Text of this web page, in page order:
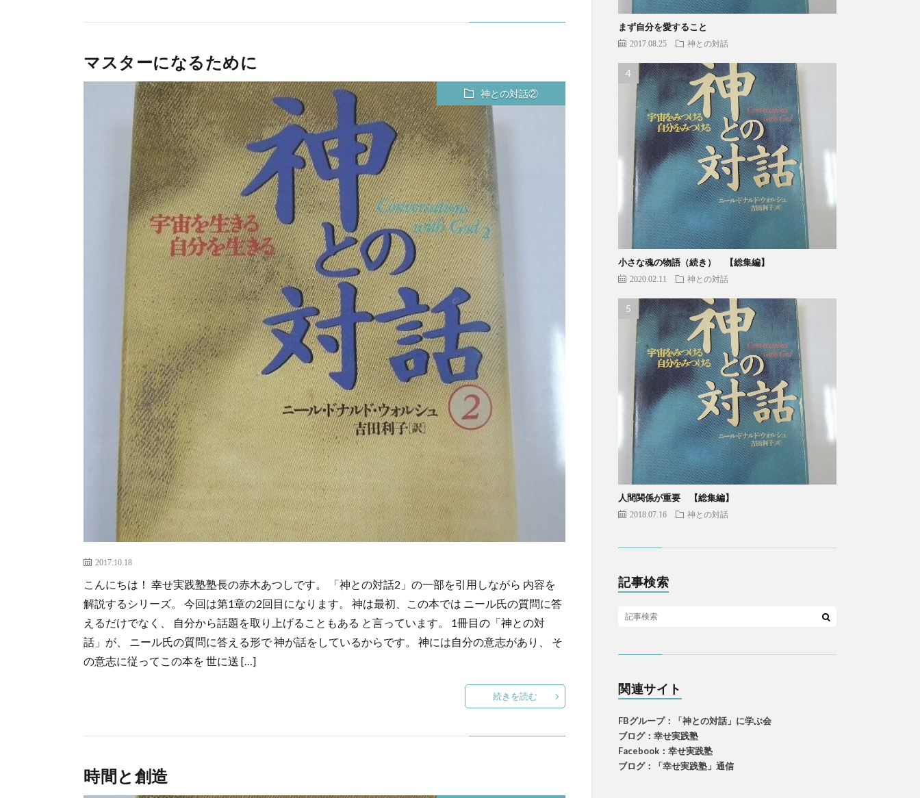
マスターになるために
神との対話②
2017.10.18
こんにちは！ 幸せ実践塾塾長の赤木あつしです。 「神との対話2」の一部を引用しながら 内容を
解説するシリーズ。 今回は第1章の2回目になります。 神は最初、この本では ニール氏の質問に答
えるだけでなく、 自分から話題を取り上げることもある と言っています。 1冊目の「神との対
話」が、 ニール氏の質問に答える形で 神が話をしているからです。 神には自分の意志があり、 そ
の意志に従ってこの本を 世に送 […]
続きを読む
時間と創造
まず自分を愛すること
2017.08.25 神との対話
小さな魂の物語（続き） 【総集編】
2020.02.11 神との対話
人間関係が重要 【総集編】
2018.07.16 神との対話
記事検索
関連サイト
FBグループ：「神との対話」に学ぶ会
ブログ：幸せ実践塾
Facebook：幸せ実践塾
ブログ：「幸せ実践塾」通信